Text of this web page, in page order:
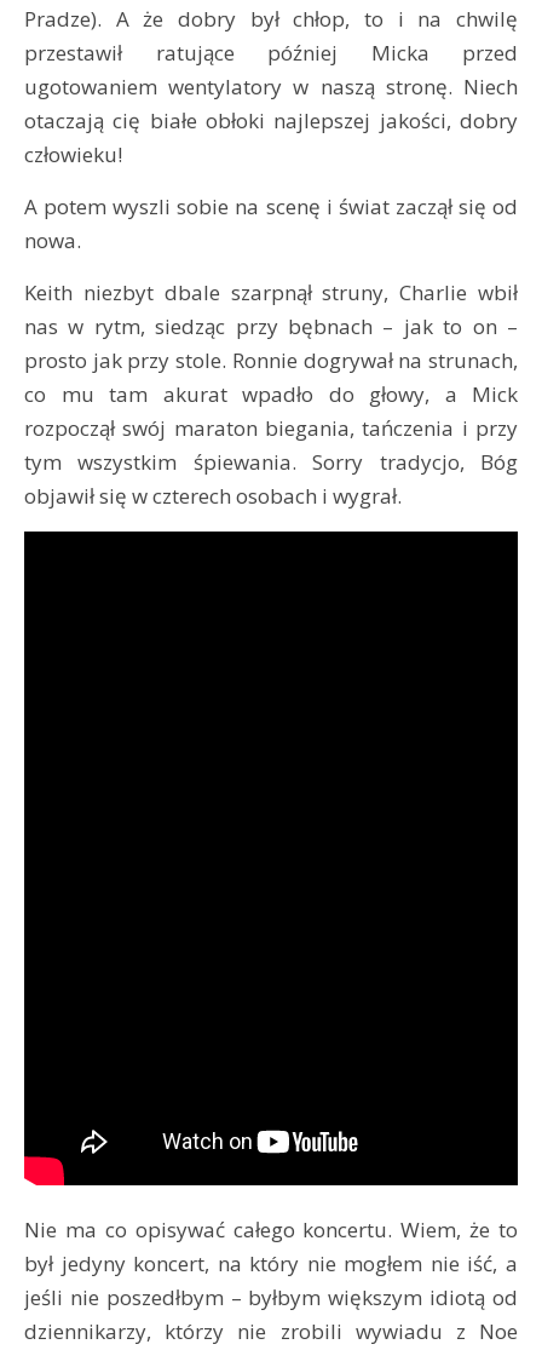
Pradze). A że dobry był chłop, to i na chwilę
przestawił ratujące później Micka przed
ugotowaniem wentylatory w naszą stronę. Niech
otaczają cię białe obłoki najlepszej jakości, dobry
człowieku!
A potem wyszli sobie na scenę i świat zaczął się od
nowa.
Keith niezbyt dbale szarpnął struny, Charlie wbił
nas w rytm, siedząc przy bębnach – jak to on –
prosto jak przy stole. Ronnie dogrywał na strunach,
co mu tam akurat wpadło do głowy, a Mick
rozpoczął swój maraton biegania, tańczenia i przy
tym wszystkim śpiewania. Sorry tradycjo, Bóg
objawił się w czterech osobach i wygrał.
Nie ma co opisywać całego koncertu. Wiem, że to
był jedyny koncert, na który nie mogłem nie iść, a
jeśli nie poszedłbym – byłbym większym idiotą od
dziennikarzy, którzy nie zrobili wywiadu z Noe